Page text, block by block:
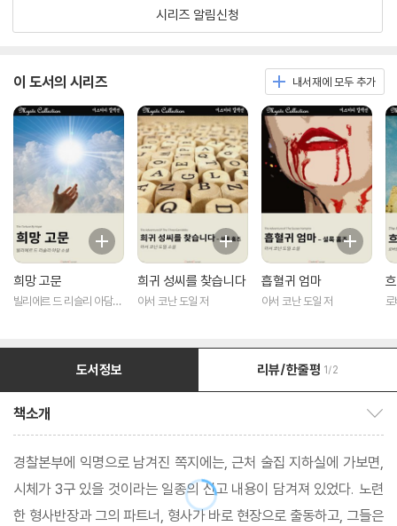
시리즈 알림신청
이 도서의 시리즈 내서재에 모두 추가
희망 고문
빌리에르 드 리슬리 아담
희귀 성씨를 찾습니다
아서 코난 도일 저
흡혈귀 엄마
아서 코난 도일 저
도서정보 리뷰/한줄평 1/2
책소개
경찰본부에 익명으로 남겨진 쪽지에는, 근처 술집 지하실에 가보면,
시체가 3구 있을 것이라는 일종의 신고 내용이 담겨져 있었다. 노련
한 형사반장과 그의 파트너, 형사가 바로 현장으로 출동하고, 그들은